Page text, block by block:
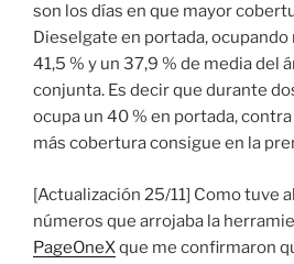
son los días en que mayor
Dieselgate en portada,
41,5 % y un 37,9 % de media del
conjunta. Es decir que durante
ocupa un 40 % en portada,
más cobertura consigue en la
[Actualización 25/11] Como tuve
números que arrojaba la
PageOneXque me confirmaron